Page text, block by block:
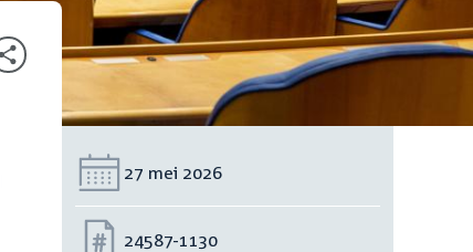
Datum:
27 mei 2026
Nummer:
24587-1130